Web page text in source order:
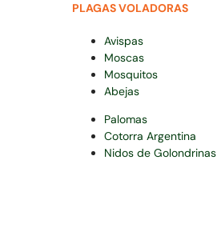
PLAGAS VOLADORAS
Avispas
Moscas
Mosquitos
Abejas
Palomas
Cotorra Argentina
Nidos de Golondrinas